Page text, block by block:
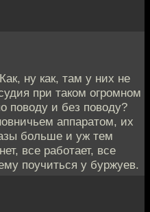
ну как, там у них не
при таком огромном
поводу и без поводу?
аппаратом, их
больше и уж тем
все работает, все
поучиться у буржуев.